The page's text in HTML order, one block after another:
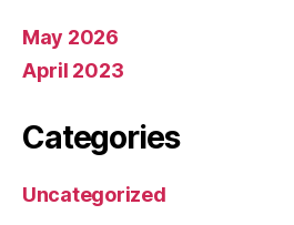
May 2026
April 2023
Categories
Uncategorized